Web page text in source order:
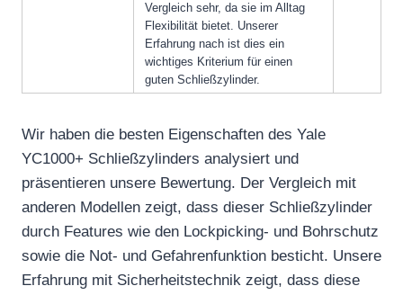
Vergleich sehr, da sie im Alltag
Flexibilität bietet. Unserer
Erfahrung nach ist dies ein
wichtiges Kriterium für einen
guten Schließzylinder.
Wir haben die besten Eigenschaften des Yale
YC1000+ Schließzylinders analysiert und
präsentieren unsere Bewertung. Der Vergleich mit
anderen Modellen zeigt, dass dieser Schließzylinder
durch Features wie den Lockpicking- und Bohrschutz
sowie die Not- und Gefahrenfunktion besticht. Unsere
Erfahrung mit Sicherheitstechnik zeigt, dass diese